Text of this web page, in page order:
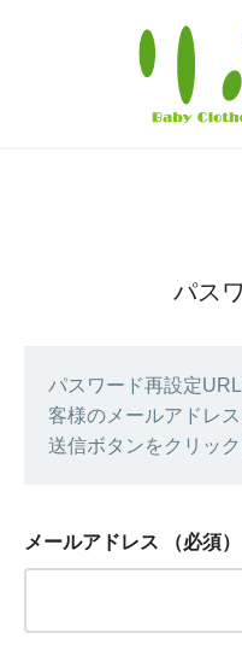
パス
パスワード再設定
客様のメールアドレス
送信ボタンをクリック
メールアドレス （必須）